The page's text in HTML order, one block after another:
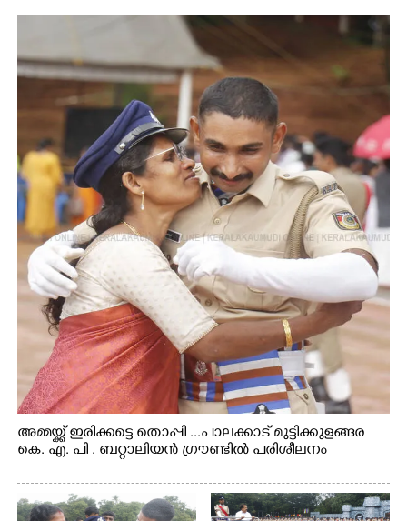
അമ്മയ്ക്ക് ഇരിക്കട്ടെ തൊപ്പി ...പാലക്കാട് മുട്ടിക്കുളങ്ങര
കെ. എ. പി . ബറ്റാലിയൻ ഗ്രൗണ്ടിൽ പരിശീലനം